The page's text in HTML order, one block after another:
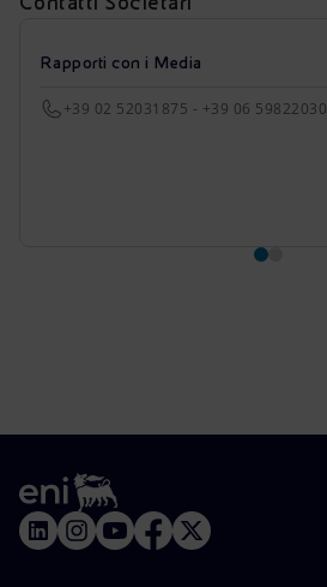
Rapporti con i Media
+39 02 52031875 - +39 06 59822030